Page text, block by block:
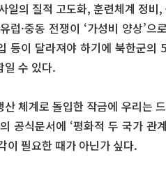
일의 질적 고도화, 훈련체계 정
럽·중동 전쟁이 ‘가성비 양상’
등이 달라져야 하기에 북한군의
수 있다.
체계로 돌입한 작금에 우리는
공식문서에 ‘평화적 두 국가 관
이 필요한 때가 아닌가 싶다.